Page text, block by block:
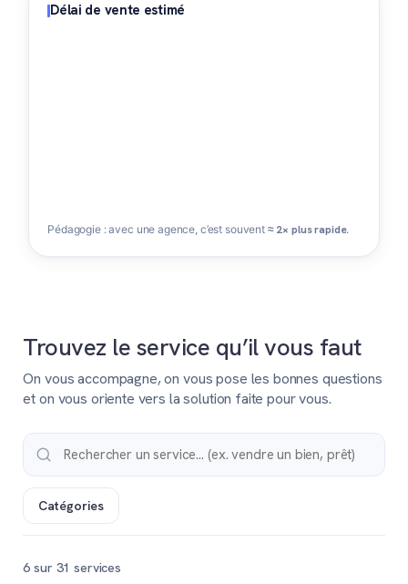
Délai de vente estimé
Pédagogie : avec une agence, c’est souvent ≈ 2× plus rapide.
Trouvez le service qu’il vous faut
On vous accompagne, on vous pose les bonnes questions
et on vous oriente vers la solution faite pour vous.
Catégories
6 sur 31 services